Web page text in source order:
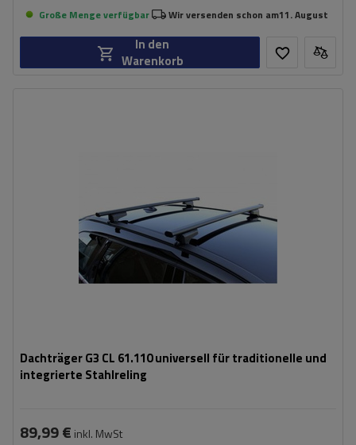
Große Menge verfügbar
Wir versenden schon am11. August
In den
Warenkorb
Dachträger G3 CL 61.110 universell für traditionelle und
integrierte Stahlreling
89,99 € inkl. MwSt